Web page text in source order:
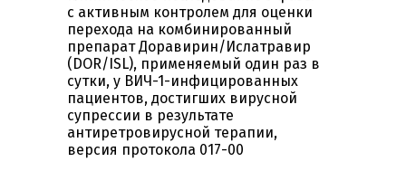
с активным контролем для оценки
перехода на комбинированный
препарат Доравирин/Ислатравир
(DOR/ISL), применяемый один раз в
сутки, у ВИЧ-1-инфицированных
пациентов, достигших вирусной
супрессии в результате
антиретровирусной терапии,
версия протокола 017-00